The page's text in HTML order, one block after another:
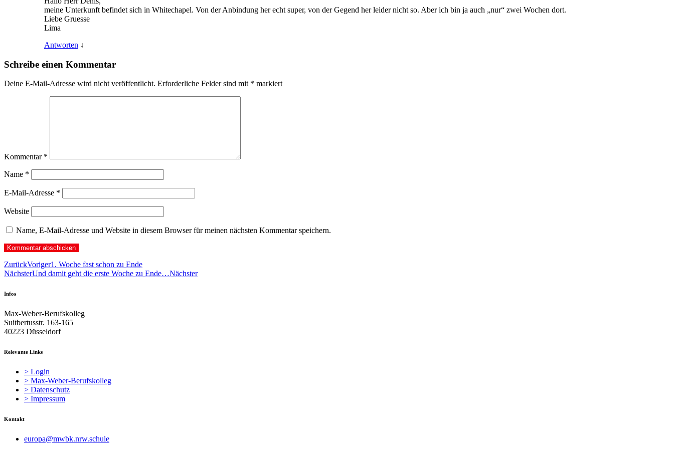
meine Unterkunft befindet sich in Whitechapel. Von der Anbindung her echt super, von der Gegend her leider nicht so. Aber ich bin ja auch „nur“ zwei Wochen dort.
Liebe Gruesse
Lima
Antworten ↓
Schreibe einen Kommentar
Deine E-Mail-Adresse wird nicht veröffentlicht. Erforderliche Felder sind mit * markiert
Kommentar *
Name *
E-Mail-Adresse *
Website
Name, E-Mail-Adresse und Website in diesem Browser für meinen nächsten Kommentar speichern.
ZurückVoriger1. Woche fast schon zu Ende
NächsterUnd damit geht die erste Woche zu Ende…Nächster
Infos
Max-Weber-Berufskolleg
Suitbertusstr. 163-165
40223 Düsseldorf
Relevante Links
> Login
> Max-Weber-Berufskolleg
> Datenschutz
> Impressum
Kontakt
europa@mwbk.nrw.schule